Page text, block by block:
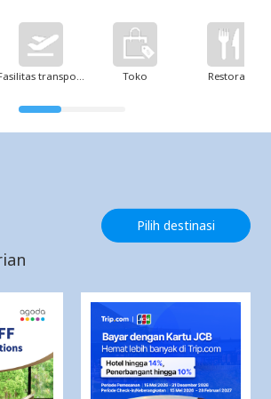
transportasi Toko Restoran
Pilih destinasi